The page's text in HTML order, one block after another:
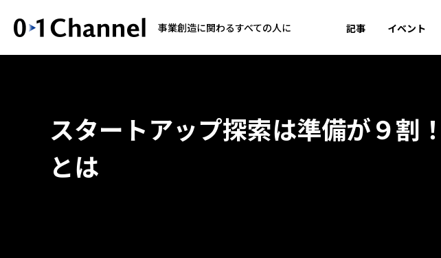
事業創造に関わるすべての人に 記事 イベント
スタートアップ探索は準備が９割
とは